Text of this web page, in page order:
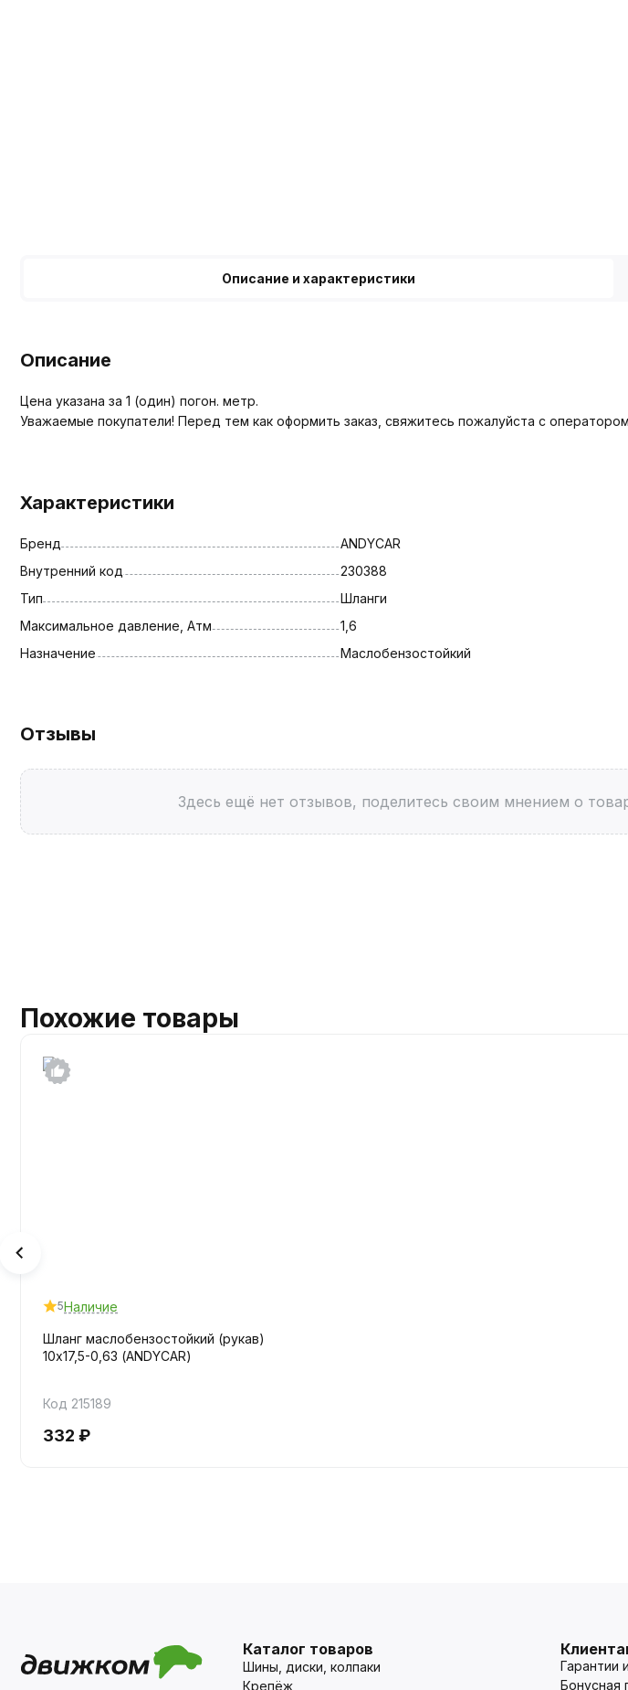
Описание и характеристики
Описание
Цена указана за 1 (один) погон. метр.
Уважаемые покупатели! Перед тем как оформить заказ, свяжитесь пожалуйста с
Характеристики
Бренд
ANDYCAR
Внутренний код
230388
Тип
Шланги
Максимальное давление, Атм
1,6
Назначение
Маслобензостойкий
Отзывы
Здесь ещё нет отзывов, поделитесь своим мнением о
Похожие товары
5Наличие
Шланг маслобензостойкий (рукав)
10х17,5-0,63 (ANDYCAR)
Код 215189
332 ₽
Каталог товаров
Шины, диски, колпаки
Крепёж
Гарантии
Бонусная